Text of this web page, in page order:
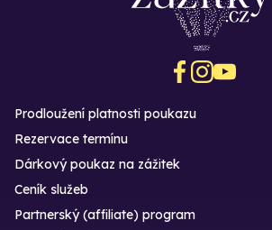
Prodloužení platnosti poukazu
Rezervace termínu
Dárkový poukaz na zážitek
Ceník služeb
Partnerský (affiliate) program